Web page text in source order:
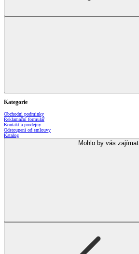
Kategorie
Obchodní podmínky
Reklamační formulář
Kontakt a prodejny
Odstoupení od smlouvy
Katalog
Mohlo by vás zajímat